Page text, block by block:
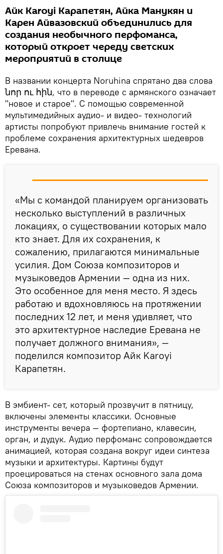
Айк Karoyi Карапетян, Айка Манукян и
Карен Айвазовский объединились для
создания необычного перфоманса,
который откроет череду светских
мероприятий в столице
В названии концерта Noruhina спрятано два слова
նոր ու հին, что в переводе с армянского означает
"новое и старое". С помощью современной
мультимедийных аудио- и видео- технологий
артисты попробуют привлечь внимание гостей к
проблеме сохранения архитектурных шедевров
Еревана.
«Мы с командой планируем организовать
несколько выступлений в различных
локациях, о существовании которых мало
кто знает. Для их сохранения, к
сожалению, прилагаются минимальные
усилия. Дом Союза композиторов и
музыковедов Армении — одна из них.
Это особенное для меня место. Я здесь
работаю и вдохновляюсь на протяжении
последних 12 лет, и меня удивляет, что
это архитектурное наследие Еревана не
получает должного внимания», —
поделился композитор Айк Karoyi
Карапетян.
В эмбиент- сет, который прозвучит в пятницу,
включены элементы классики. Основные
инструменты вечера — фортепиано, клавесин,
орган, и дудук. Аудио перфоманс сопровождается
анимацией, которая создана вокруг идеи синтеза
музыки и архитектуры. Картины будут
проецироваться на стенах основного зала дома
Союза композиторов и музыковедов Армении.